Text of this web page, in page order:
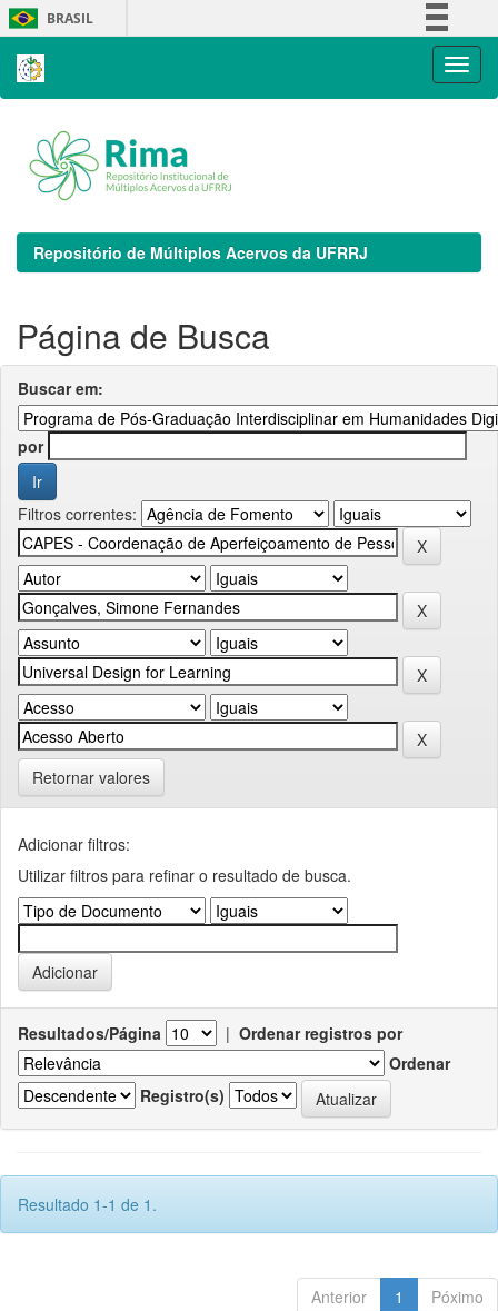
Skip
navigation
BRASIL
Repositório de Múltiplos Acervos da UFRRJ
Página de Busca
Buscar em:
por
Filtros correntes:
Retornar valores
Adicionar filtros:
Utilizar filtros para refinar o resultado de busca.
Resultados/Página | Ordenar registros por
Ordenar
Registro(s)
Resultado 1-1 de 1.
Anterior 1 Póximo